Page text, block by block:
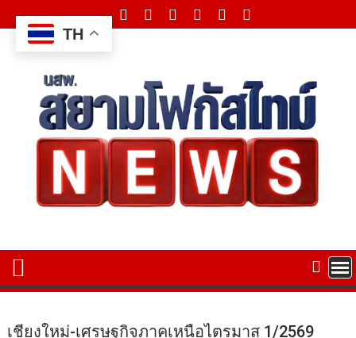
to
content
เชียงใหม่-เศรษฐกิจภาคเหนือไตรมาส 1/2569
TH